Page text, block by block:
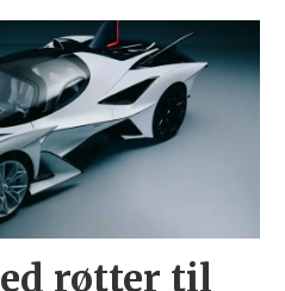
røtter til